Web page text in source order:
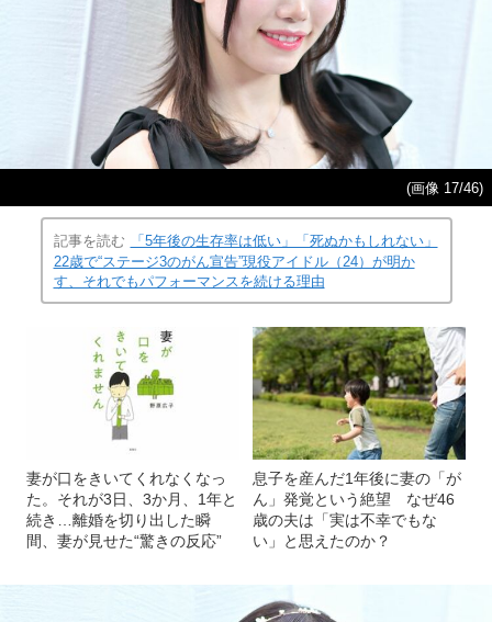
(画像 17/46)
記事を読む
「5年後の生存率は低い」「死ぬかもしれない」
22歳で“ステージ3のがん宣告”現役アイドル（24）が明か
す、それでもパフォーマンスを続ける理由
妻が口をきいてくれなくなっ
た。それが3日、3か月、1年と
続き…離婚を切り出した瞬
間、妻が見せた“驚きの反応”
息子を産んだ1年後に妻の「が
ん」発覚という絶望 なぜ46
歳の夫は「実は不幸でもな
い」と思えたのか？